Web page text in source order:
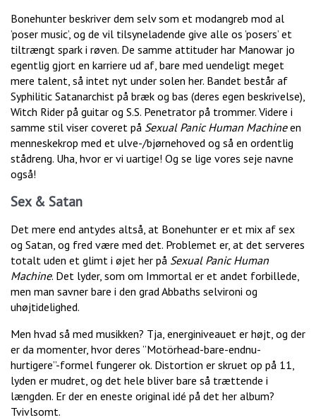
Bonehunter beskriver dem selv som et modangreb mod al
’poser music’, og de vil tilsyneladende give alle os ’posers’ et
tiltrængt spark i røven. De samme attituder har Manowar jo
egentlig gjort en karriere ud af, bare med uendeligt meget
mere talent, så intet nyt under solen her. Bandet består af
Syphilitic Satanarchist på bræk og bas (deres egen beskrivelse),
Witch Rider på guitar og S.S. Penetrator på trommer. Videre i
samme stil viser coveret på Sexual Panic Human Machineen
menneskekrop med et ulve-/bjørnehoved og så en ordentlig
stådreng. Uha, hvor er vi uartige! Og se lige vores seje navne
også!
Sex & Satan
Det mere end antydes altså, at Bonehunter er et mix af sex
og Satan, og fred være med det. Problemet er, at det serveres
totalt uden et glimt i øjet her på Sexual Panic Human
Machine. Det lyder, som om Immortal er et andet forbillede,
men man savner bare i den grad Abbaths selvironi og
uhøjtidelighed.
Men hvad så med musikken? Tja, energiniveauet er højt, og der
er da momenter, hvor deres ”Motörhead-bare-endnu-
hurtigere”-formel fungerer ok. Distortion er skruet op på 11,
lyden er mudret, og det hele bliver bare så trættende i
længden. Er der en eneste original idé på det her album?
Tvivlsomt.